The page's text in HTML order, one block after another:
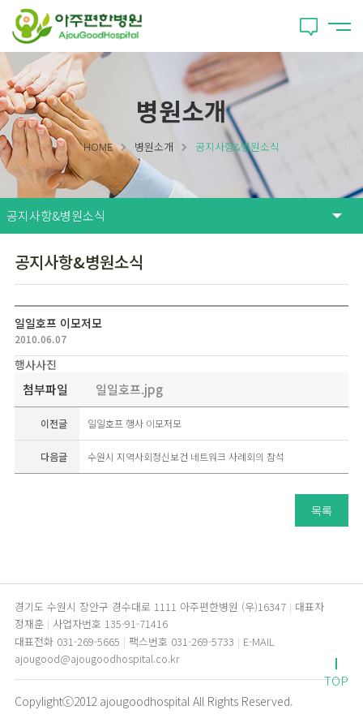
병원소개
HOME 병원소개 공지사항&병원소식
공지사항&병원소식
일일호프 이모저모
2010.06.07
행사사진
첨부파일 일일호프.jpg
이전글 일일호프 행사 이모저모
다음글 수원시 지역사회정신보건 네트워크 사례회의 참석
목록
TOP
경기도 수원시 장안구 경수대로 1111 아주편한병원 (우)16347
대표자
정재훈
사업자번호 135-91-71416
대표전화 031-269-5665
팩스번호 031-269-5733
E-MAIL
ajougood@ajougoodhospital.co.kr
Copylightⓒ2012 ajougoodhospital All Rights Reserved.